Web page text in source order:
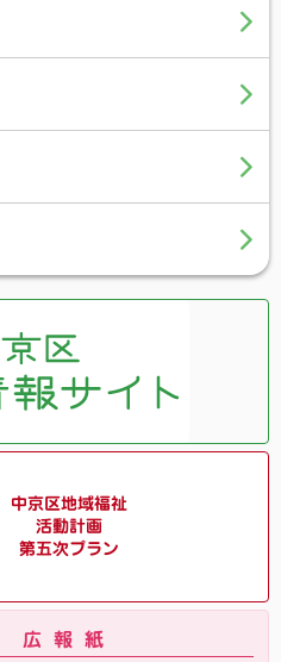
中京区地域福祉
活動計画
第五次プラン
広報紙